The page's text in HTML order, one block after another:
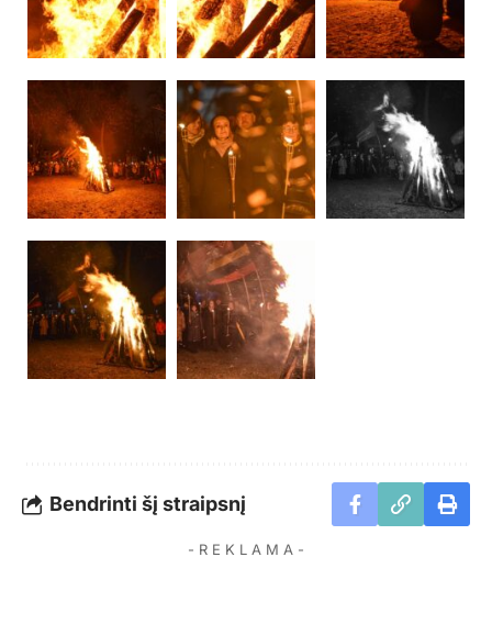
Bendrinti šį straipsnį
- R E K L A M A -